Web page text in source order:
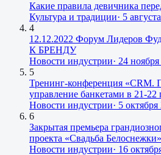
Какие правила девичника
Культура и традиции· 5
4
12.12.2022 Форум Лидеров
К БРЕНДУ
Новости индустрии· 24
5
Тренинг-конференция «CRM.
управление банкетами в 21-22
Новости индустрии· 5 октября
6
Закрытая премьера
проекта «Свадьба Белоснежки»
Новости индустрии· 16